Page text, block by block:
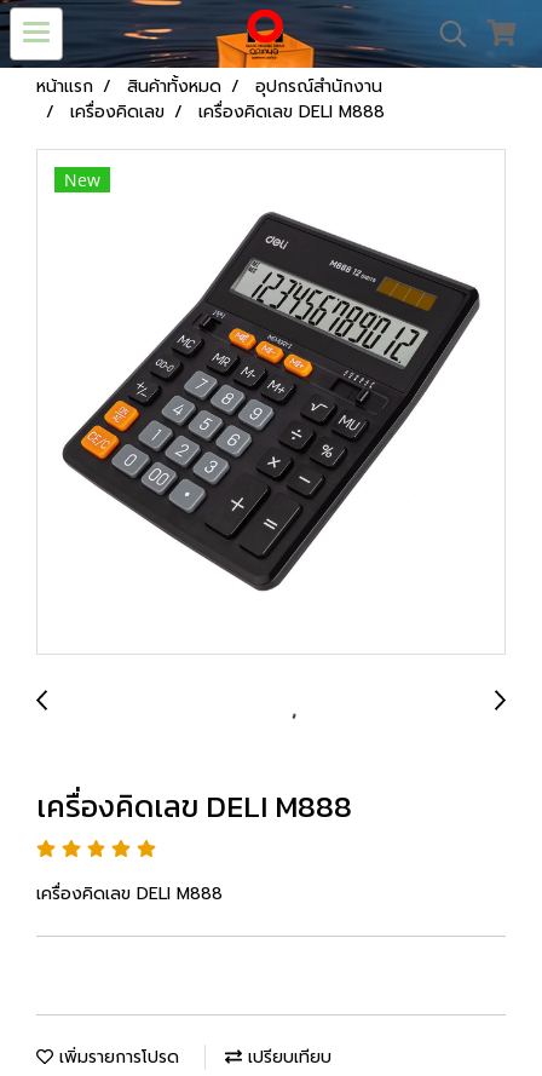
หน้าแรก สินค้าทั้งหมด
อุปกรณ์สำนักงาน
เครื่องคิดเลข
เครื่องคิดเลข DELI M888
New
เครื่องคิดเลข DELI M888
เครื่องคิดเลข DELI M888
เพิ่มรายการโปรด เปรียบเทียบ